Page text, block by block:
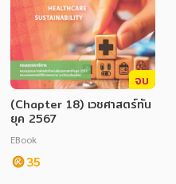
จบ
(Chapter 18) เวชศาสตร์ทัน
ยุค 2567
EBook
35